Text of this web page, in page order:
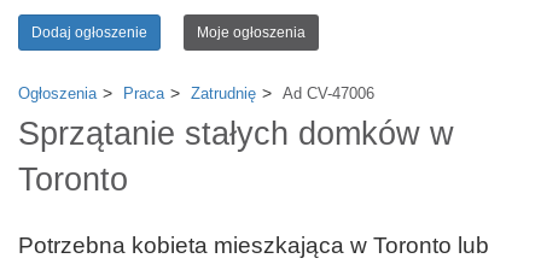
Dodaj ogłoszenie Moje ogłoszenia
Ogłoszenia Praca Zatrudnię Ad CV-47006
Sprzątanie stałych domków w
Toronto
Potrzebna kobieta mieszkająca w Toronto lub